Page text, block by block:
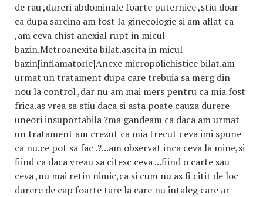
de rau ,dureri abdominale foarte puternice ,stiu doar
ca dupa sarcina am fost la ginecologie si am aflat ca
,am ceva chist anexial rupt in micul
bazin.Metroanexita bilat.ascita in micul
bazin[inflamatorie]Anexe micropolichistice bilat.am
urmat un tratament dupa care trebuia sa merg din
nou la control ,dar nu am mai mers pentru ca mia fost
frica.as vrea sa stiu daca si asta poate cauza durere
uneori insuportabila ?ma gandeam ca daca am urmat
un tratament am crezut ca mia trecut ceva imi spune
ca nu.ce pot sa fac .?...am observat inca ceva la mine,si
fiind ca daca vreau sa citesc ceva ...fiind o carte sau
ceva ,nu mai retin nimic,ca si cum nu as fi citit de loc
durere de cap foarte tare la care nu intaleg care ar